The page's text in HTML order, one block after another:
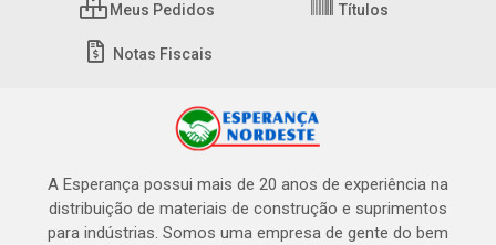
Meus Pedidos Títulos
Notas Fiscais
A Esperança possui mais de 20 anos de experiência na
distribuição de materiais de construção e suprimentos
para indústrias. Somos uma empresa de gente do bem